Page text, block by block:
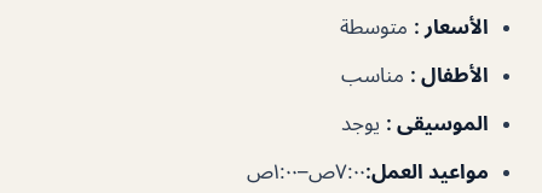
الأسعار : متوسطة
الأطفال : مناسب
الموسيقى : يوجد
مواعيد العمل:٧:٠٠ص–١:٠٠ص